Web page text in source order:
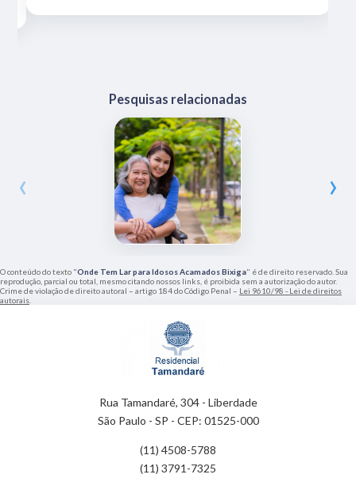
Pesquisas relacionadas
‹ ›
O conteúdo do texto "Onde Tem Lar para Idosos Acamados Bixiga" é de direito reservado. Sua
reprodução, parcial ou total, mesmo citando nossos links, é proibida sem a autorização do autor.
Crime de violação de direito autoral – artigo 184 do Código Penal – Lei 9610/98 - Lei de direitos
autorais
Rua Tamandaré, 304 - Liberdade
São Paulo - SP - CEP: 01525-000
(11) 4508-5788
(11) 3791-7325